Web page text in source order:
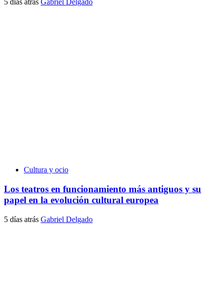
5 días atrás Gabriel Delgado
Cultura y ocio
Los teatros en funcionamiento más antiguos y su
papel en la evolución cultural europea
5 días atrás Gabriel Delgado